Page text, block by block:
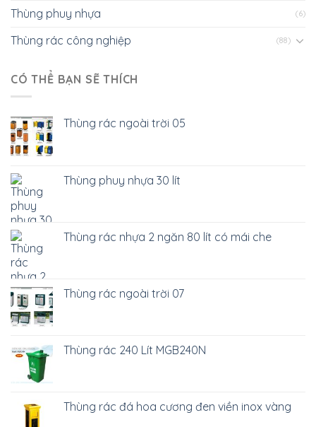
Thùng phuy nhựa (6)
Thùng rác công nghiệp (88)
CÓ THỂ BẠN SẼ THÍCH
Thùng rác ngoài trời 05
Thùng phuy nhựa 30 lít
Thùng rác nhựa 2 ngăn 80 lít có mái che
Thùng rác ngoài trời 07
Thùng rác 240 Lít MGB240N
Thùng rác đá hoa cương đen viền inox vàng